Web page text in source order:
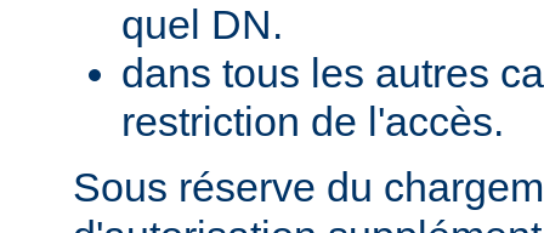
quel DN.
dans tous les autres
restriction de l'accès.
Sous réserve du